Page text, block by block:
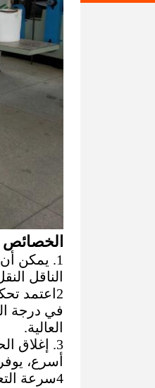
1. يمكن
الناقل
في درجة
العالية.
3. إغلاق
أسرع،
4سرعة التعبئة: 4-6 أكياس/دقيقة